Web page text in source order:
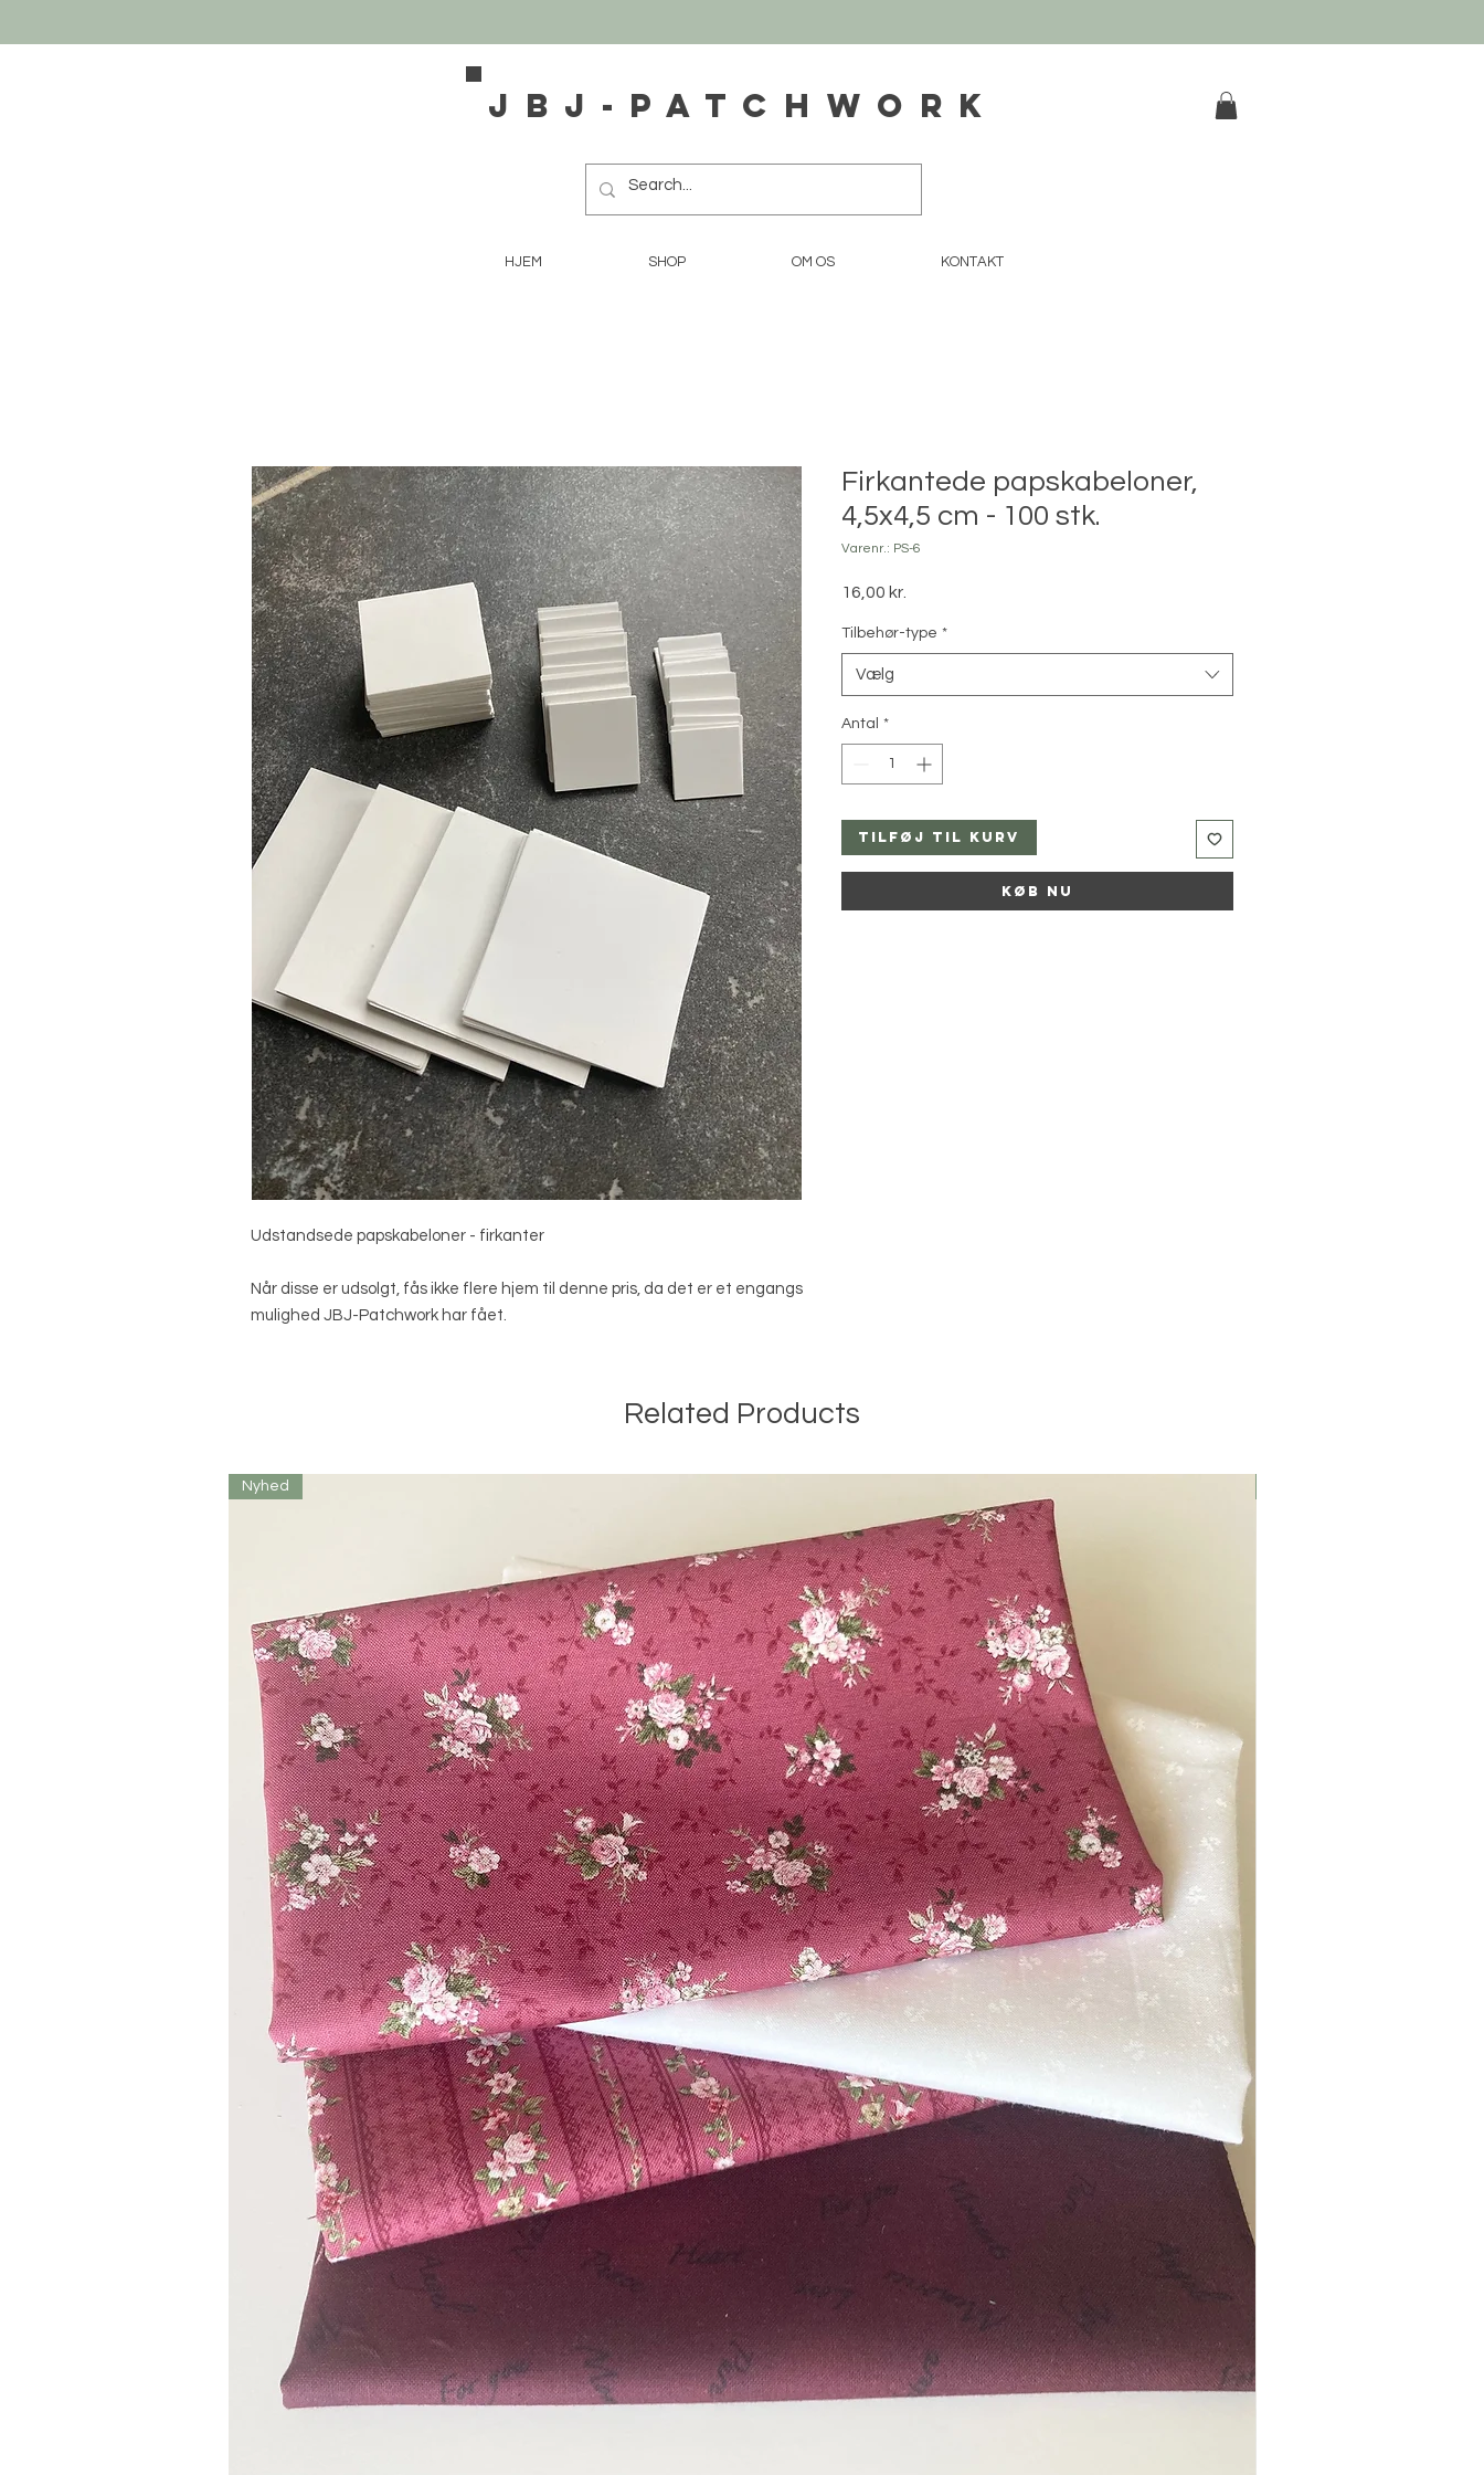
JBJ-Patchwork
HJEM SHOP OM OS KONTAKT
Udstandsede papskabeloner - firkanter
Når disse er udsolgt, fås ikke flere hjem til denne pris, da det er et engangs
mulighed JBJ-Patchwork har fået.
Firkantede papskabeloner,
4,5x4,5 cm - 100 stk.
Varenr.: PS-6
16,00 kr.
Tilbehør-type *
Vælg
Antal *
Tilføj til kurv
Køb nu
Related Products
Nyhed